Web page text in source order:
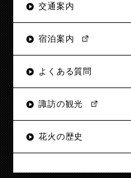
交通案内
宿泊案内
よくある質問
諏訪の観光
花火の歴史